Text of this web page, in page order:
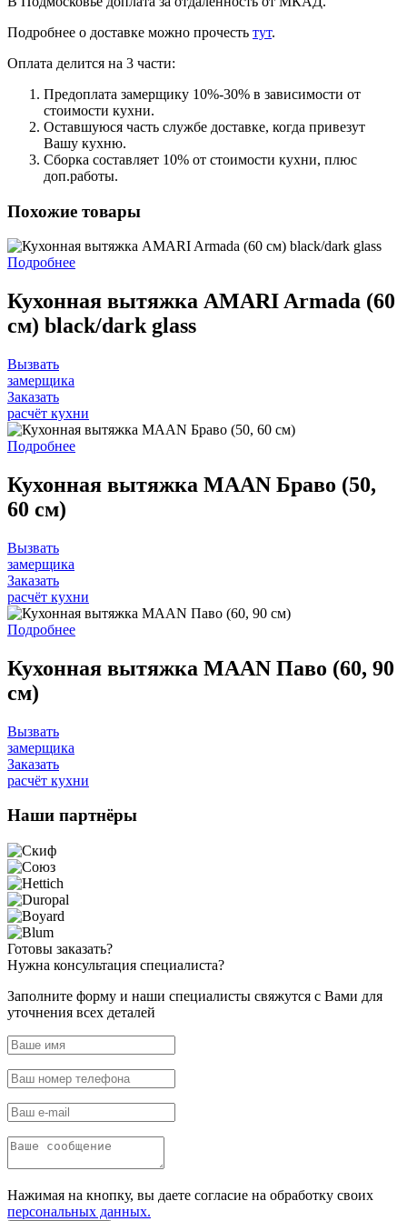
Подробнее о доставке можно прочеcть тут.
Оплата делится на 3 части:
Предоплата замерщику 10%-30% в зависимости от
стоимости кухни.
Оставшуюся часть службе доставке, когда привезут
Вашу кухню.
Сборка составляет 10% от стоимости кухни, плюс
доп.работы.
Похожие товары
Подробнее
Кухонная вытяжка AMARI Armada (60
см) black/dark glass
Вызвать
замерщика
Заказать
расчёт кухни
Подробнее
Кухонная вытяжка MAAN Браво (50,
60 см)
Вызвать
замерщика
Заказать
расчёт кухни
Подробнее
Кухонная вытяжка MAAN Паво (60, 90
см)
Вызвать
замерщика
Заказать
расчёт кухни
Наши партнёры
Готовы заказать?
Нужна консультация специалиста?
Заполните форму и наши специалисты свяжутся с Вами для
уточнения всех деталей
Нажимая на кнопку, вы даете согласие на обработку своих
персональных данных.